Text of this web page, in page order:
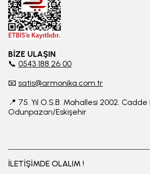
BİZE ULAŞIN
📞 0543 188 26 00
📧 satis@armonika.com.tr
📍 75. Yıl O.S.B. Mahallesi 2002. Cadde
Odunpazarı/Eskişehir
İLETİŞİMDE OLALIM !